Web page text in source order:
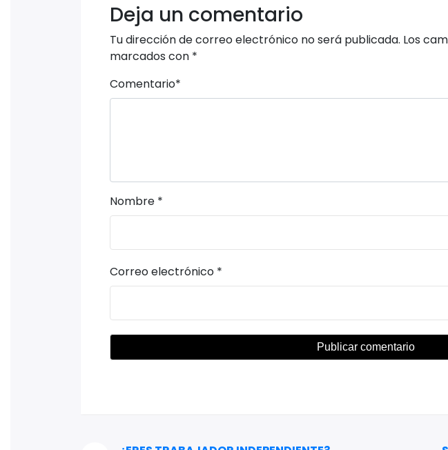
Deja un comentario
Tu dirección de correo electrónico no será publicada. Los
marcados con *
Comentario*
Nombre *
Correo electrónico *